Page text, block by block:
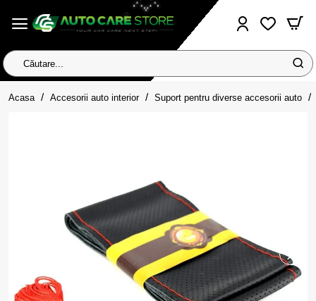
Căutare...
Acasa homeAccesorii auto interior Suport pentru diverse accesorii auto